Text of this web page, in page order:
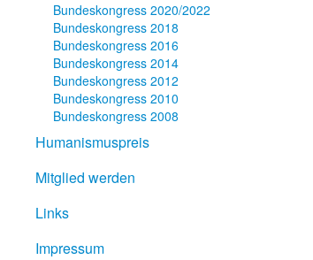
Bundeskongress 2020/2022
Bundeskongress 2018
Bundeskongress 2016
Bundeskongress 2014
Bundeskongress 2012
Bundeskongress 2010
Bundeskongress 2008
Humanismuspreis
Mitglied werden
Links
Impressum